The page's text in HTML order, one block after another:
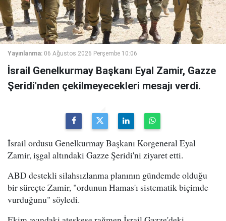
Yayınlanma: 06 Ağustos 2026 Perşembe 10:06
İsrail Genelkurmay Başkanı Eyal Zamir, Gazze
Şeridi'nden çekilmeyecekleri mesajı verdi.
İsrail ordusu Genelkurmay Başkanı Korgeneral Eyal
Zamir, işgal altındaki Gazze Şeridi'ni ziyaret etti.
ABD destekli silahsızlanma planının gündemde olduğu
bir süreçte Zamir, "ordunun Hamas'ı sistematik biçimde
vurduğunu" söyledi.